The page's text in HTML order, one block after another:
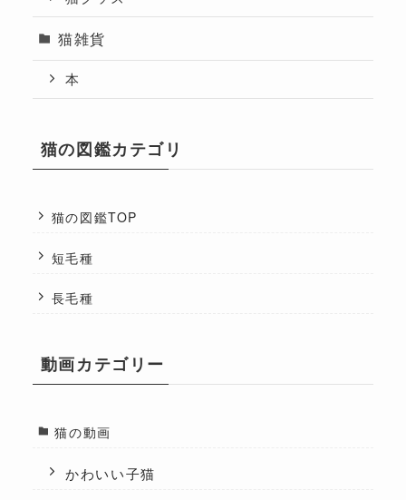
猫雑貨
本
猫の図鑑カテゴリ
猫の図鑑TOP
短毛種
長毛種
動画カテゴリー
猫の動画
かわいい子猫